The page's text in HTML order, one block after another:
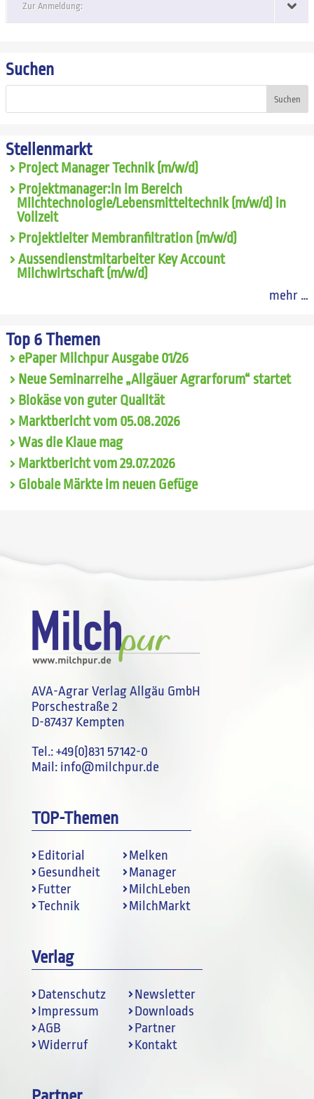
Zur Anmeldung:
Suchen
Suchen
Stellenmarkt
Project Manager Technik (m/w/d)
Projektmanager:in im Bereich
Milchtechnologie/Lebensmitteltechnik (m/w/d) in
Vollzeit
Projektleiter Membranfiltration (m/w/d)
Aussendienstmitarbeiter Key Account
Milchwirtschaft (m/w/d)
mehr …
Top 6 Themen
ePaper Milchpur Ausgabe 01/26
Neue Seminarreihe „Allgäuer Agrarforum“ startet
Biokäse von guter Qualität
Marktbericht vom 05.08.2026
Was die Klaue mag
Marktbericht vom 29.07.2026
Globale Märkte im neuen Gefüge
AVA-Agrar Verlag Allgäu GmbH
Porschestraße 2
D-87437 Kempten
Tel.:+49(0)831 57142-0
Mail: info@milchpur.de
TOP-Themen
Editorial
Gesundheit
Futter
Technik
Melken
Manager
MilchLeben
MilchMarkt
Verlag
Datenschutz
Impressum
AGB
Widerruf
Newsletter
Downloads
Partner
Kontakt